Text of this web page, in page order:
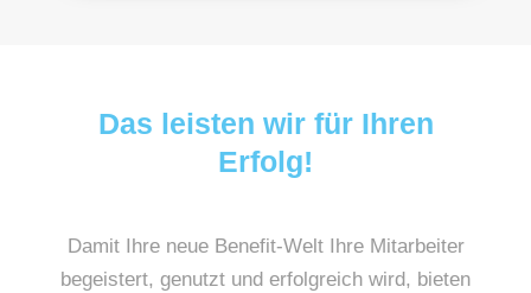
Das leisten wir für Ihren
Erfolg!
Damit Ihre neue Benefit-Welt Ihre Mitarbeiter
begeistert, genutzt und erfolgreich wird, bieten